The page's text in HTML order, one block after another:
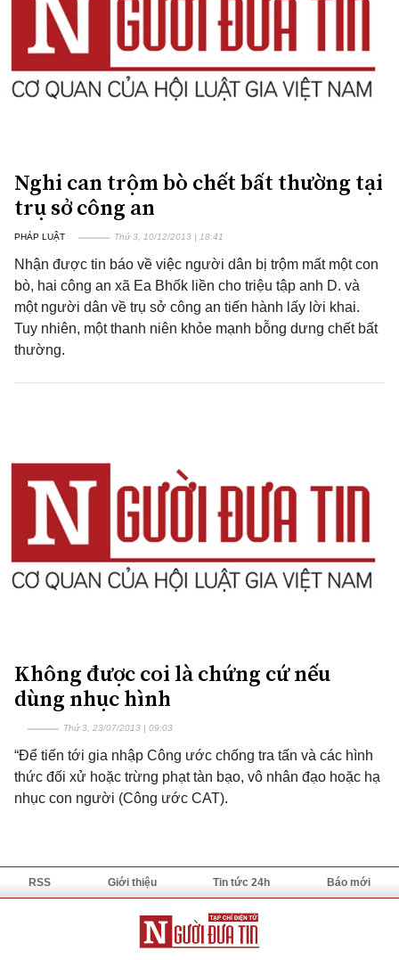
Nghi can trộm bò chết bất thường tại
trụ sở công an
PHÁP LUẬT Thứ 3, 10/12/2013 | 18:41
Nhận được tin báo về việc người dân bị trộm mất một con
bò, hai công an xã Ea Bhốk liền cho triệu tập anh D. và
một người dân về trụ sở công an tiến hành lấy lời khai.
Tuy nhiên, một thanh niên khỏe mạnh bỗng dưng chết bất
thường.
Không được coi là chứng cứ nếu
dùng nhục hình
Thứ 3, 23/07/2013 | 09:03
“Để tiến tới gia nhập Công ước chống tra tấn và các hình
thức đối xử hoặc trừng phạt tàn bạo, vô nhân đạo hoặc hạ
nhục con người (Công ước CAT).
RSS Giới thiệu Tin tức 24h Báo mới